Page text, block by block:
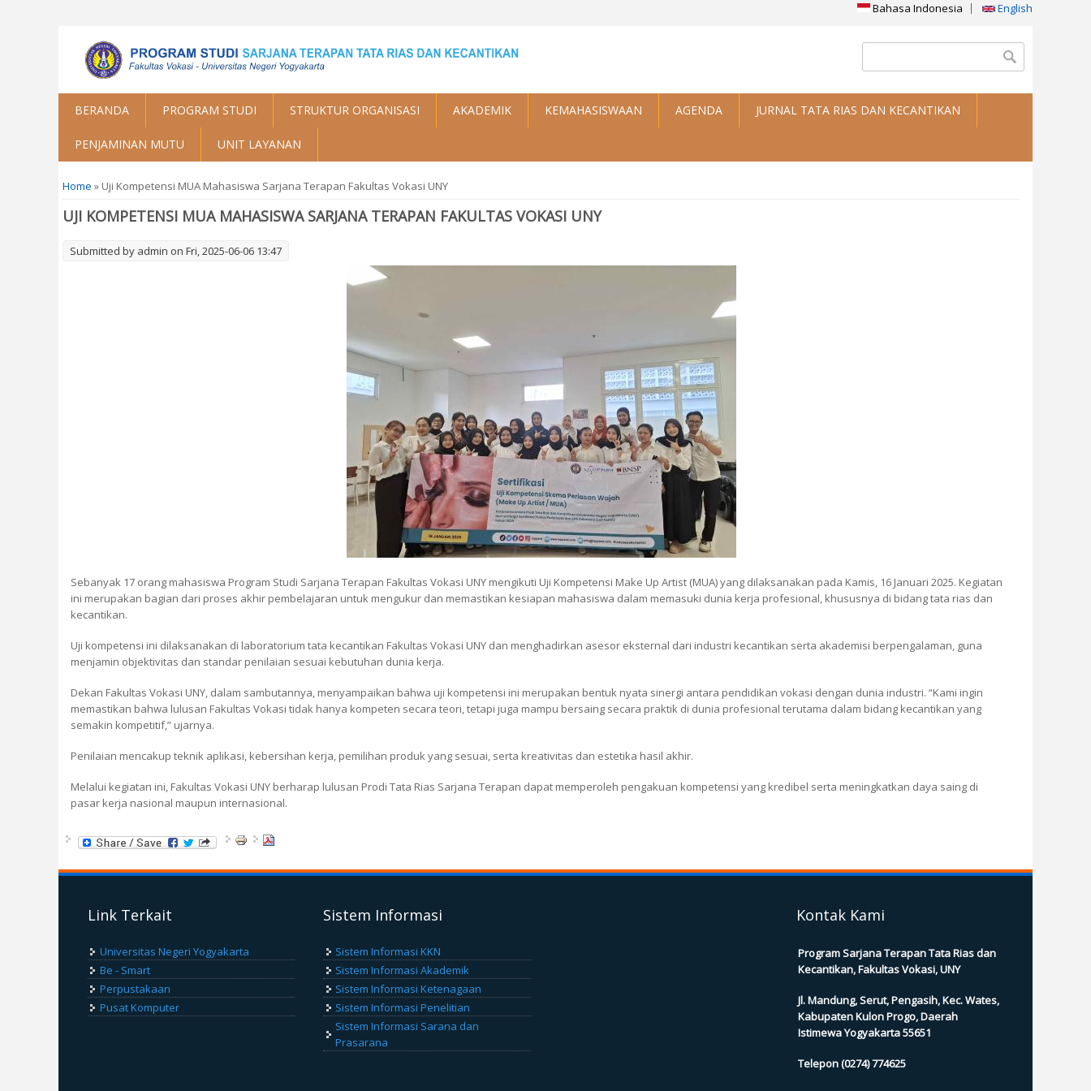
Bahasa Indonesia English
Search form
BERANDA PROGRAM STUDI STRUKTUR ORGANISASI AKADEMIK KEMAHASISWAAN AGENDA JURNAL TATA RIAS DAN KECANTIKAN
PENJAMINAN MUTU UNIT LAYANAN
You are here
Home » Uji Kompetensi MUA Mahasiswa Sarjana Terapan Fakultas Vokasi UNY
UJI KOMPETENSI MUA MAHASISWA SARJANA TERAPAN FAKULTAS VOKASI UNY
Submitted by admin on Fri, 2025-06-06 13:47
Sebanyak 17 orang mahasiswa Program Studi Sarjana Terapan Fakultas Vokasi UNY mengikuti Uji Kompetensi Make Up Artist (MUA) yang dilaksanakan pada Kamis, 16 Januari 2025. Kegiatan
ini merupakan bagian dari proses akhir pembelajaran untuk mengukur dan memastikan kesiapan mahasiswa dalam memasuki dunia kerja profesional, khususnya di bidang tata rias dan
kecantikan.
Uji kompetensi ini dilaksanakan di laboratorium tata kecantikan Fakultas Vokasi UNY dan menghadirkan asesor eksternal dari industri kecantikan serta akademisi berpengalaman, guna
menjamin objektivitas dan standar penilaian sesuai kebutuhan dunia kerja.
Dekan Fakultas Vokasi UNY, dalam sambutannya, menyampaikan bahwa uji kompetensi ini merupakan bentuk nyata sinergi antara pendidikan vokasi dengan dunia industri. “Kami ingin
memastikan bahwa lulusan Fakultas Vokasi tidak hanya kompeten secara teori, tetapi juga mampu bersaing secara praktik di dunia profesional terutama dalam bidang kecantikan yang
semakin kompetitif,” ujarnya.
Penilaian mencakup teknik aplikasi, kebersihan kerja, pemilihan produk yang sesuai, serta kreativitas dan estetika hasil akhir.
Melalui kegiatan ini, Fakultas Vokasi UNY berharap lulusan Prodi Tata Rias Sarjana Terapan dapat memperoleh pengakuan kompetensi yang kredibel serta meningkatkan daya saing di
pasar kerja nasional maupun internasional.
Link Terkait
Universitas Negeri Yogyakarta
Be - Smart
Perpustakaan
Pusat Komputer
Sistem Informasi
Sistem Informasi KKN
Sistem Informasi Akademik
Sistem Informasi Ketenagaan
Sistem Informasi Penelitian
Sistem Informasi Sarana dan
Prasarana
Kontak Kami
Program Sarjana Terapan Tata Rias dan
Kecantikan, Fakultas Vokasi, UNY
Jl. Mandung, Serut, Pengasih, Kec. Wates,
Kabupaten Kulon Progo, Daerah
Istimewa Yogyakarta 55651
Telepon (0274) 774625